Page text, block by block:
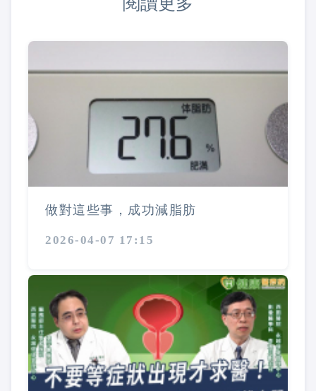
做對這些事，成功減脂肪
2026-04-07 17:15